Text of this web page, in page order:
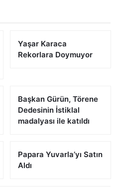
Yaşar Karaca
Rekorlara Doymuyor
Başkan Gürün, Törene
Dedesinin İstiklal
madalyası ile katıldı
Papara Yuvarla’yı Satın
Aldı